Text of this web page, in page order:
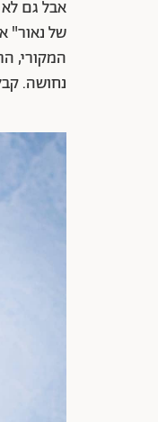
אבל גם
של נאור"
המקורי,
נחושה.